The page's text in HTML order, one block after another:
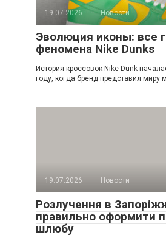
19.07.2026 Новости
Эволюция иконы: все
феномена Nike Dunks
История кроссовок Nike Dunk
году, когда бренд представил миру
19.07.2026 Новости
Розлучення в
правильно оформити
шлюбу